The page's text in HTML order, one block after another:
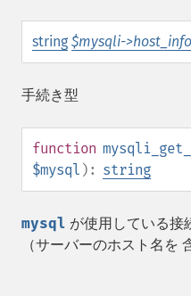
string $mysqli->host_info
手続き型
function
$mysql ): string
mysql が使用している接
（サーバーのホスト名を